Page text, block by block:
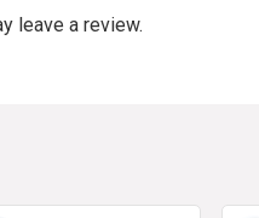
leave a review.